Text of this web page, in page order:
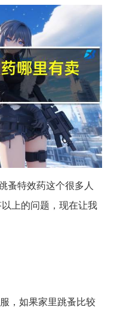
蚤特效药这个很多人
上的问题，现在让我
，如果家里跳蚤比较